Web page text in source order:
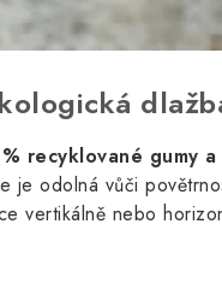
recyklované gumy
je odolná vůči
vertikálně nebo